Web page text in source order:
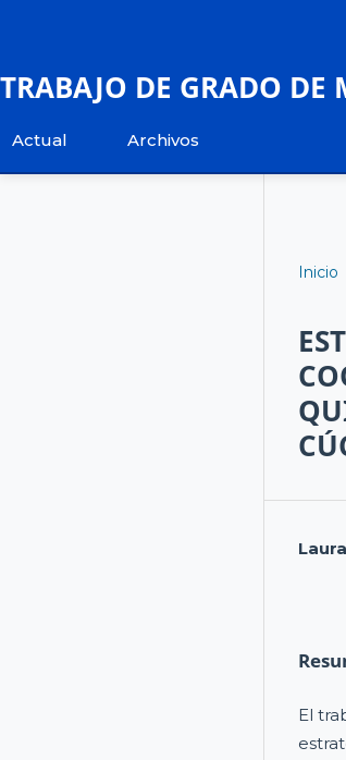
TRABAJO DE GRADO DE
Actual Archivos
Inicio
El